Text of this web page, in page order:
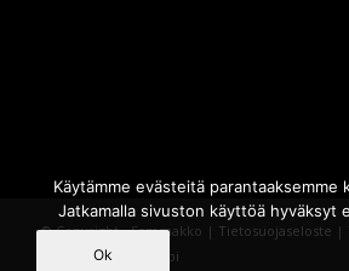
© Copyright - Sammakko | Tietosuojaseloste |
Powered by
iQWebbi
Käytämme evästeitä parantaaksemme
Jatkamalla sivuston käyttöä hyväksyt
Ok